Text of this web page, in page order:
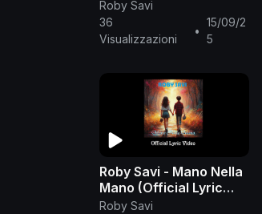
Video)
Roby Savi
36
Visualizzazioni
•
15/09/2
5
Roby Savi - Mano Nella
Mano (Official Lyric
Video)
Roby Savi